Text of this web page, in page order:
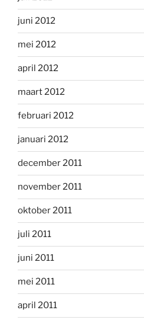
juni 2012
mei 2012
april 2012
maart 2012
februari 2012
januari 2012
december 2011
november 2011
oktober 2011
juli 2011
juni 2011
mei 2011
april 2011